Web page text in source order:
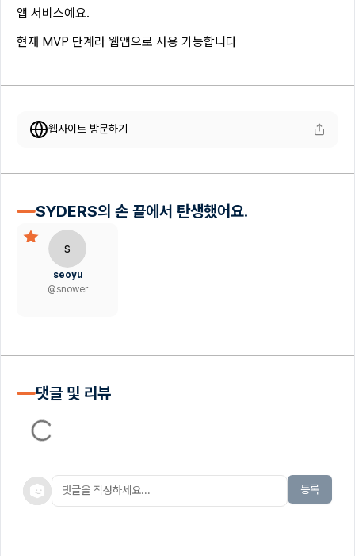
앱 서비스예요.
현재 MVP 단계라 웹앱으로 사용 가능합니다
웹사이트 방문하기
SYDERS의 손 끝에서 탄생했어요.
s
seoyu
@snower
댓글 및 리뷰
등록